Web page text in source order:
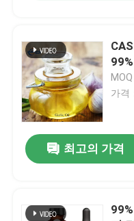
비디오
VR 쇼
우리 에 관한 것
공장 투어
가격
최고의 가격